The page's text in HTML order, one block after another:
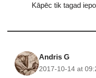
Kāpēc tik tagad
Andris G
2017-10-14 at